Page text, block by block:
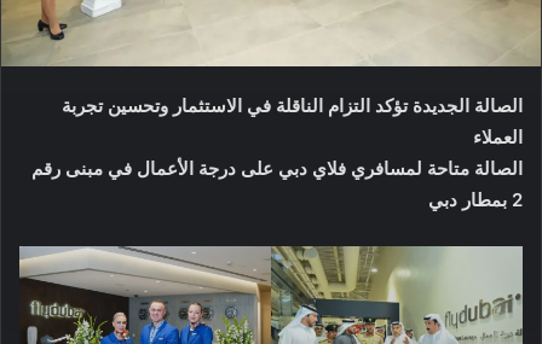
الصالة الجديدة تؤكد التزام الناقلة في الاستثمار وتحسين تجربة
العملاء
الصالة متاحة لمسافري فلاي دبي على درجة الأعمال في مبنى رقم
2 بمطار دبي